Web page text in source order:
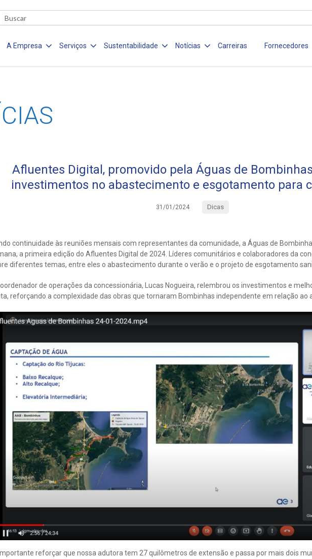
A Empresa Serviços Sustentabilidade Notícias Carreiras Fornecedores
Afluentes Digital, promovido pela Águas de
investimentos no abastecimento e esgotamento para
31/01/2024 Dicas
continuidade às reuniões mensais com representantes da comunidade, a Águas de
a primeira edição do Afluentes Digital de 2024. Líderes comunitários e colaboradores da
diferentes temas, entre eles o abastecimento durante o verão e o projeto de esgotamento
de operações da concessionária, Lucas Nogueira, relembrou os investimentos e
reforçando a complexidade das obras que tornaram Bombinhas independente em relação ao
reforçar que nossa adutora tem 27 quilômetros de extensão e passa por mais dois